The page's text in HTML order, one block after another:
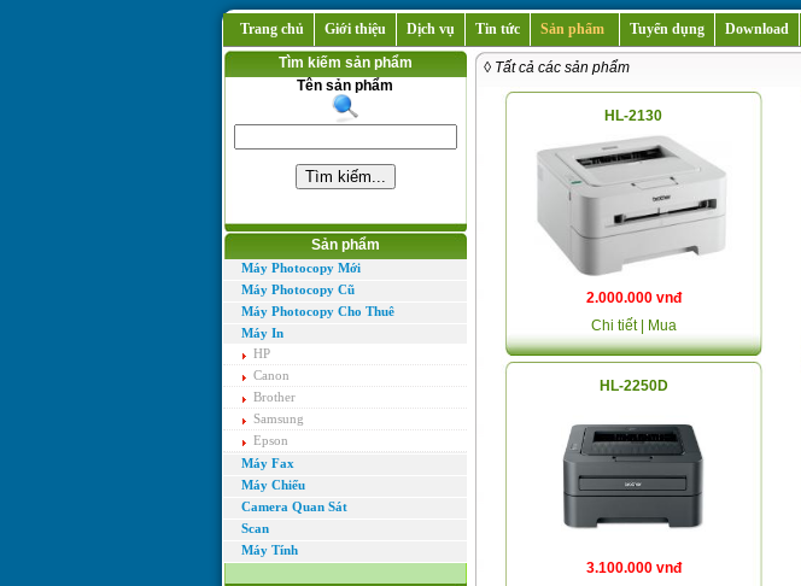
Trang chủ Giới thiệu Dịch vụ Tin tức Sản phẩm Tuyển dụng Download
Tìm kiếm sản phẩm
Tên sản phẩm
Sản phẩm
Máy Photocopy Mới
Máy Photocopy Cũ
Máy Photocopy Cho Thuê
Máy In
HP
Canon
Brother
Samsung
Epson
Máy Fax
Máy Chiếu
Camera Quan Sát
Scan
Máy Tính
◊ Tất cả các sản phẩm
HL-2130
2.000.000 vnđ
Chi tiết
| Mua
HL-2250D
3.100.000 vnđ